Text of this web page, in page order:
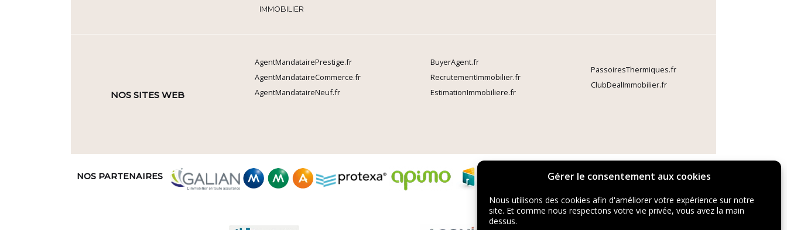
Gérer le consentement aux cookies
Nous utilisons des cookies afin d'améliorer votre expérience sur notre
site. Et comme nous respectons votre vie privée, vous avez la main
dessus.
IMMOBILIER
NOS SITES WEB
AgentMandatairePrestige.fr
AgentMandataireCommerce.fr
AgentMandataireNeuf.fr
BuyerAgent.fr
RecrutementImmobilier.fr
EstimationImmobiliere.fr
PassoiresThermiques.fr
ClubDealImmobilier.fr
NOS PARTENAIRES